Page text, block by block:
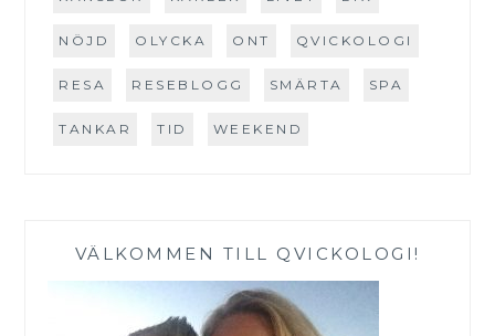
NÖJD OLYCKA ONT QVICKOLOGI
RESA RESEBLOGG SMÄRTA SPA
TANKAR TID WEEKEND
VÄLKOMMEN TILL QVICKOLOGI!